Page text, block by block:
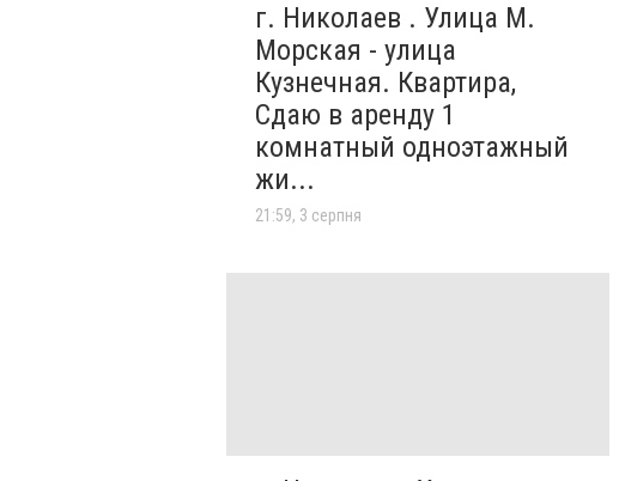
г. Николаев . Улица М.
Морская - улица
Кузнечная. Квартира,
Сдаю в аренду 1
комнатный одноэтажный
жи...
21:59, 3 серпня